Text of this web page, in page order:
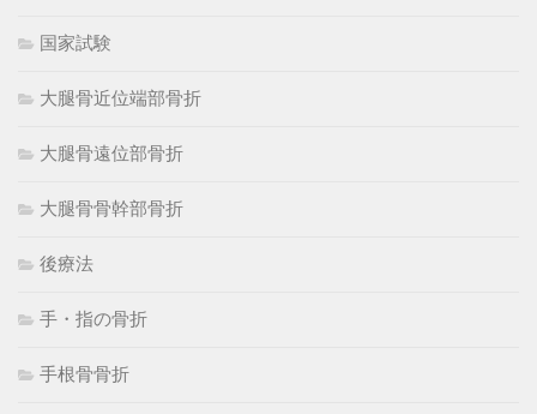
国家試験
大腿骨近位端部骨折
大腿骨遠位部骨折
大腿骨骨幹部骨折
後療法
手・指の骨折
手根骨骨折